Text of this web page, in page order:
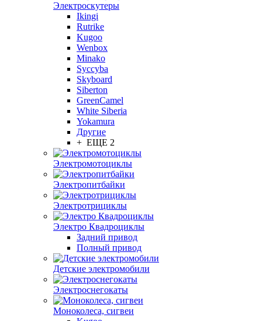
Электроскутеры
Ikingi
Rutrike
Kugoo
Wenbox
Minako
Syccyba
Skyboard
Siberton
GreenCamel
White Siberia
Yokamura
Другие
+ ЕЩЕ 2
Электромотоциклы
Электропитбайки
Электротрициклы
Электро Квадроциклы
Задний привод
Полный привод
Детские электромобили
Электроснегокаты
Моноколеса, сигвеи